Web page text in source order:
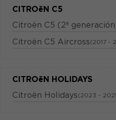
CITROëN C5
Citroën C5 (2ª
Citroën C5 Aircross(2017 -
CITROëN HOLIDAYS
Citroën Holidays(2023 -